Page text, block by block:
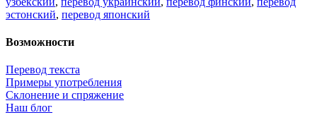
эстонский, перевод японский
Возможности
Перевод текста
Примеры употребления
Склонение и спряжение
Наш блог